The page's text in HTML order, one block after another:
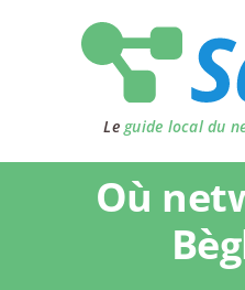
Le guide local du
Où